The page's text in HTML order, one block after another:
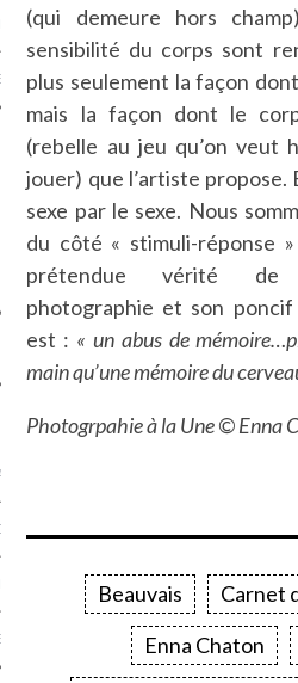
SUIVEZ-NOUS
CARAVELLE
CARAVELLE
PODCAST
(qui demeure hors
sensibilité du corps sont
plus seulement la façon
mais la façon dont le
(rebelle au jeu qu’on veut
jouer) que l’artiste propose.
sexe par le sexe. Nous
du côté « stimuli-réponse
prétendue vérité de
photographie et son poncif
est : « un abus de
main qu’une mémoire du
Photogrpahie à la Une © Enna
Beauvais Carnet
Enna Chaton